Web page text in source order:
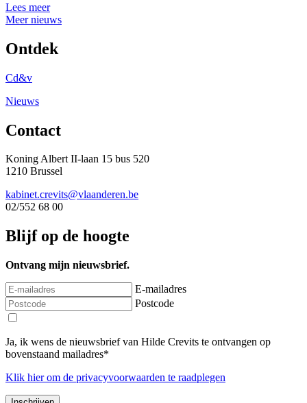
Lees meer
Meer nieuws
Ontdek
Cd&v
Nieuws
Contact
Koning Albert II-laan 15 bus 520
1210 Brussel
kabinet.crevits@vlaanderen.be
02/552 68 00
Blijf op de hoogte
Ontvang mijn nieuwsbrief.
E-mailadres
Postcode
Ja, ik wens de nieuwsbrief van Hilde Crevits te ontvangen op
bovenstaand mailadres*
Klik hierom de privacyvoorwaarden te raadplegen